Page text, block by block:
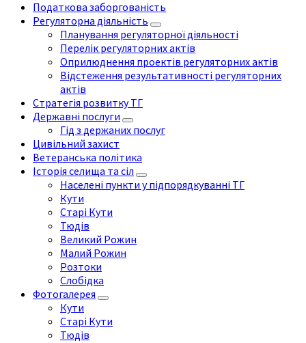
Податкова заборгованість
Регуляторна діяльність
Планування регуляторної діяльності
Перелік регуляторних актів
Оприлюднення проектів регуляторних актів
Відстеження результативності регуляторних
актів
Стратегія розвитку ТГ
Державні послуги
Гід з держаних послуг
Цивільний захист
Ветеранська політика
Історія селища та сіл
Населені пункти у підпорядкуванні ТГ
Кути
Старі Кути
Тюдів
Великий Рожин
Малий Рожин
Розтоки
Слобідка
Фотогалерея
Кути
Старі Кути
Тюдів